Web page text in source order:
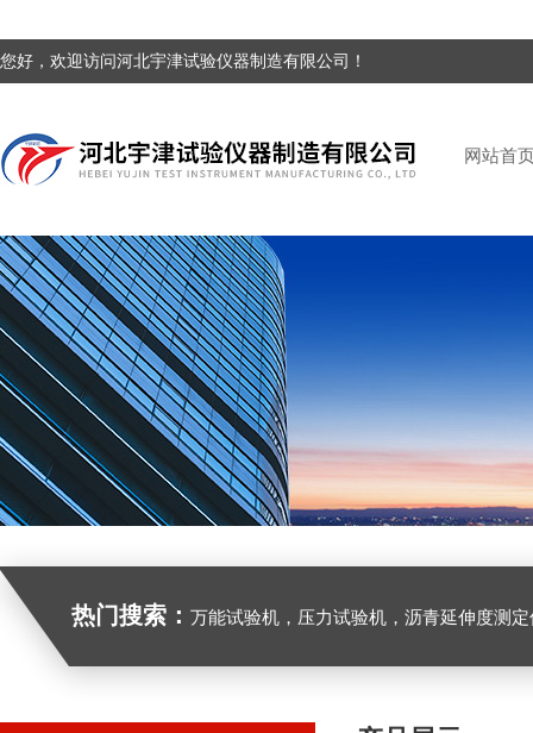
您好，欢迎访问河北宇津试验仪器制造有限公司！
网站首
热门搜索： 万能试验机，压力试验机，沥青延伸度测定仪，沥青混合料拌合机，全自动沥青混合料离心式抽提仪，马歇尔电动